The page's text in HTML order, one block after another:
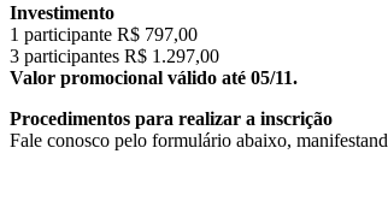
Investimento
1 participante R$ 797,00
3 participantes R$ 1.297,00
Valor promocional válido até 05/11.
Procedimentos para realizar a inscrição
Fale conosco pelo formulário abaixo,